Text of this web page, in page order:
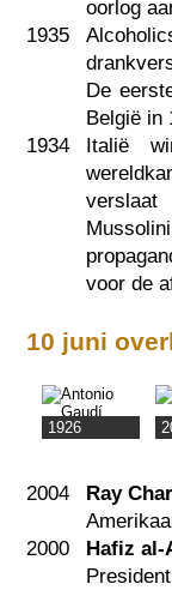
oorlog
1935
De
België in
1934
Italië
voor de
10 juni
1926
2004 Ray
2000
Hafiz al-